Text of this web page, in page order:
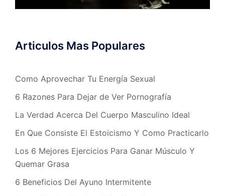
Articulos Mas Populares
Como Aprovechar Tu Energía Sexual
6 Razones Para Dejar de Ver Pornografía
La Verdad Acerca Del Cuerpo Masculino Ideal
En Que Consiste El Estoicismo Y Como Practicarlo
Los 6 Mejores Ejercicios Para Ganar Músculo Y
Quemar Grasa
6 Beneficios Del Ayuno Intermitente